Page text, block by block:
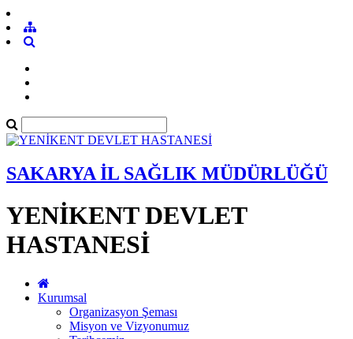
SAKARYA İL SAĞLIK MÜDÜRLÜĞÜ
YENİKENT DEVLET
HASTANESİ
Kurumsal
Organizasyon Şeması
Misyon ve Vizyonumuz